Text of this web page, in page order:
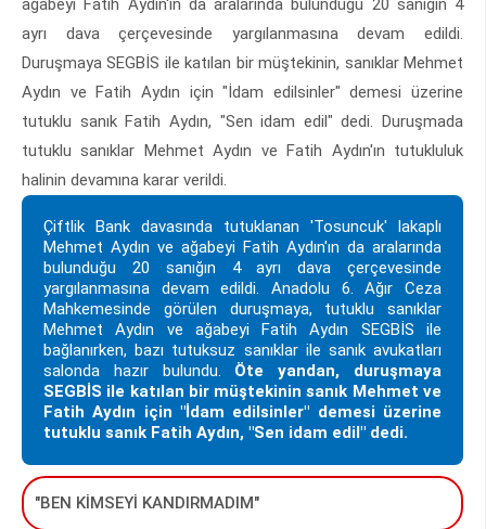
ağabeyi Fatih Aydın'ın da aralarında bulunduğu 20 sanığın 4
ayrı dava çerçevesinde yargılanmasına devam edildi.
Duruşmaya SEGBİS ile katılan bir müştekinin, sanıklar Mehmet
Aydın ve Fatih Aydın için "İdam edilsinler" demesi üzerine
tutuklu sanık Fatih Aydın, "Sen idam edil" dedi. Duruşmada
tutuklu sanıklar Mehmet Aydın ve Fatih Aydın'ın tutukluluk
halinin devamına karar verildi.
Çiftlik Bank davasında tutuklanan 'Tosuncuk' lakaplı
Mehmet Aydın ve ağabeyi Fatih Aydın'ın da aralarında
bulunduğu 20 sanığın 4 ayrı dava çerçevesinde
yargılanmasına devam edildi. Anadolu 6. Ağır Ceza
Mahkemesinde görülen duruşmaya, tutuklu sanıklar
Mehmet Aydın ve ağabeyi Fatih Aydın SEGBİS ile
bağlanırken, bazı tutuksuz sanıklar ile sanık avukatları
salonda hazır bulundu. Öte yandan, duruşmaya
SEGBİS ile katılan bir müştekinin sanık Mehmet ve
Fatih Aydın için "İdam edilsinler" demesi üzerine
tutuklu sanık Fatih Aydın, "Sen idam edil" dedi.
"BEN KİMSEYİ KANDIRMADIM"